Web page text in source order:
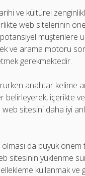
ve kültürel
web sitelerinin
müşterilere
ve arama motoru
gerekmektedir.
anahtar kelime
belirleyerek, içerikte
sitesini daha iyi
da büyük önem
sitesinin yüklenme
kullanmak ve